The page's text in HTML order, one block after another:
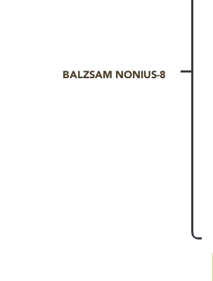
BALZSAM NONIUS-8